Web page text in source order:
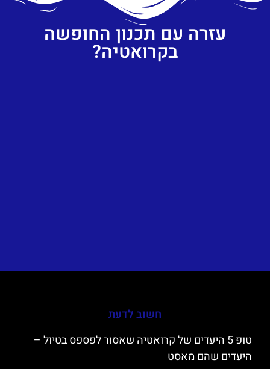
עזרה עם תכנון החופשה
בקרואטיה?
חשוב לדעת
טופ 5 היעדים של קרואטיה שאסור לפספס בטיול –
היעדים שהם מאסט